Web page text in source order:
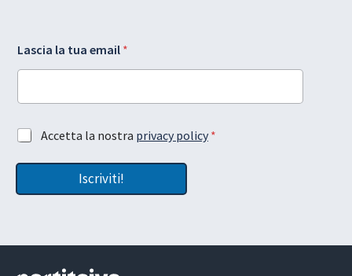
a
y
e
m
c
Lascia la tua email *
A
c
t
Accetta la nostra privacy policy *
Iscriviti!